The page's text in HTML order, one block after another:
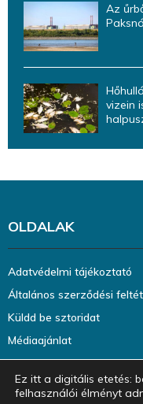
Az
vizein
OLDALAK
Adatvédelmi tájékoztató
Általános szerződési
Küldd be sztoridat
Médiaajánlat
Ez itt a digitális etetés:
felhasználói élményt